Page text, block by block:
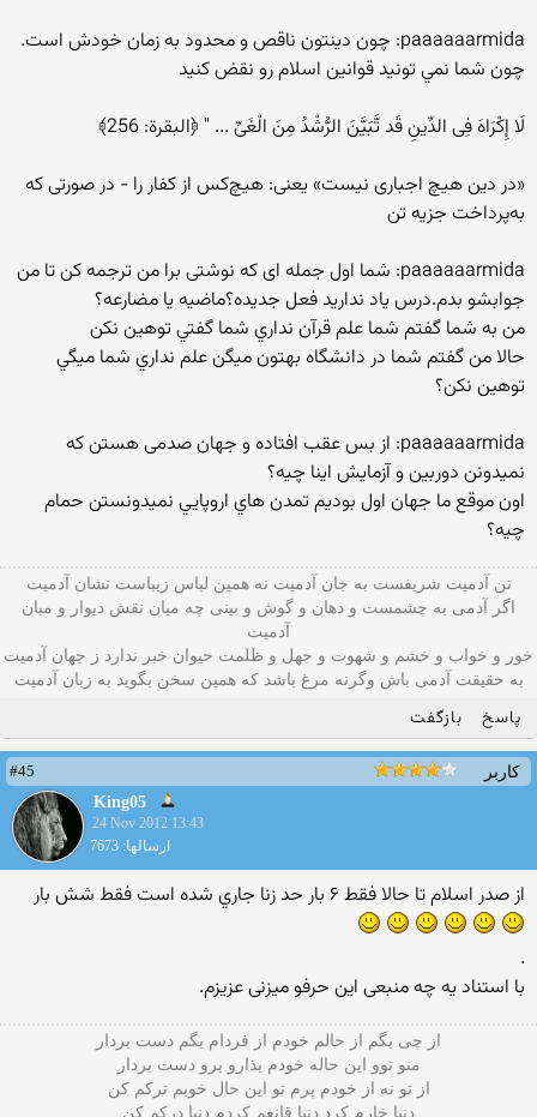
paaaaaarmida: چون دینتون ناقص و محدود به زمان خودش است.
چون شما نمي تونيد قوانين اسلام رو نقض كنيد
لَا إِکْرَاهَ فِی الدِّینِ قَد تَّبَیَّنَ الرُّشْدُ مِنَ الْغَیِّ ... " ﴿البقرة: 256﴾
«در دین‌ هیچ‌ اجباری‌ نیست‌» یعنی: هیچ‌کس‌ از کفار را - در صورتی‌ که
‌به‌پرداخت‌ جزیه‌ تن‌
paaaaaarmida: شما اول جمله ای که نوشتی برا من ترجمه کن تا من
جوابشو بدم.درس یاد ندارید فعل جدیده؟ماضیه یا مضارعه؟
من به شما گفتم شما علم قرآن نداري شما گفتي توهين نكن
حالا من گفتم شما در دانشگاه بهتون ميگن علم نداري شما ميگي
توهين نكن؟
paaaaaarmida: از بس عقب افتاده و جهان صدمی هستن که
نمیدونن دوربین و آزمایش اینا چیه؟
اون موقع ما جهان اول بوديم تمدن هاي اروپايي نميدونستن حمام
چيه؟
تن آدمیت شریفست به جان آدمیت نه همین لباس زیباست نشان آدمیت
اگر آدمی به چشمست و دهان و گوش و بينی چه میان نقش دیوار و میان
آدمیت
خور و خواب و خشم و شهوت و جهل و ظلمت حیوان خبر ندارد ز جهان آدمیت
به حقیقت آدمی باش وگرنه مرغ باشد که همین سخن بگوید به زبان آدميت
پاسخ بازگفت
کاربر
#45
King05
24 Nov 2012 13:43
ارسالها: 7673
از صدر اسلام تا حالا فقط ۶ بار حد زنا جاري شده است فقط شش بار
.
با استناد یه چه منبعی این حرفو میزنی عزیزم.
از چی بگم از حالم خودم از فردام بگم دست بردار
منو توو این حاله خودم بذارو برو دست بردار
از تو نه از خودم پرم تو این حال خوبم ترکم کن
دنیا خارم کرد دنیا قانعم کردم دنیا درکم کن